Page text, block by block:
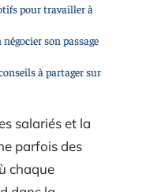
pour travailler à
son passage
à partager sur
salariés et la
parfois des
chaque